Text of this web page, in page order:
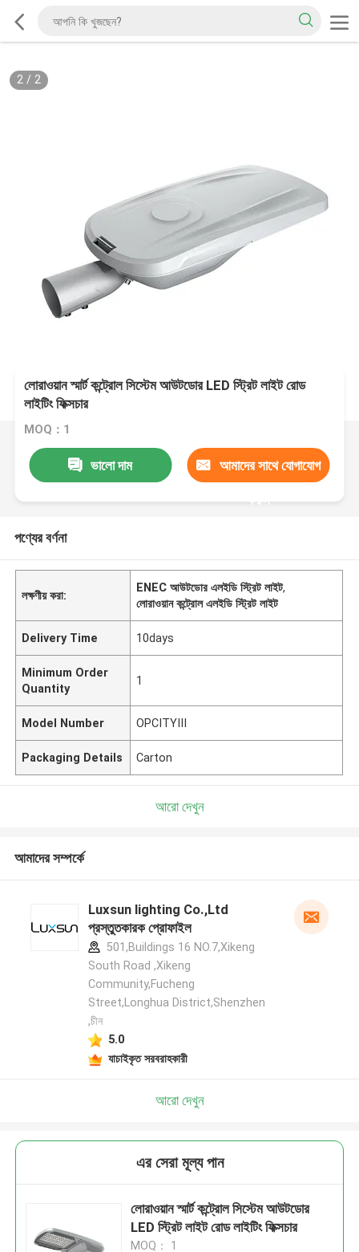
2/ 2
লোরাওয়ান স্মার্ট কন্ট্রোল সিস্টেম আউটডোর LED স্ট্রিট লাইট রোড
লাইটিং ফিক্সচার
MOQ：1
ভালো দাম আমাদের সাথে যোগাযোগ
করুন
পণ্যের বর্ণনা
লক্ষণীয় করা:
ENEC আউটডোর এলইডি স্ট্রিট লাইট,
লোরাওয়ান কন্ট্রোল এলইডি স্ট্রিট লাইট
Delivery Time 10days
Minimum Order
Quantity
1
Model Number OPCITYIII
Packaging Details Carton
আরো দেখুন
আমাদের সম্পর্কে
Luxsun lighting Co.,Ltd
প্রস্তুতকারক প্রোফাইল
501,Buildings 16 NO.7,Xikeng
South Road ,Xikeng
Community,Fucheng
Street,Longhua District,Shenzhen
,চীন
5.0
যাচাইকৃত সরবরাহকারী
আরো দেখুন
এর সেরা মূল্য পান
লোরাওয়ান স্মার্ট কন্ট্রোল সিস্টেম আউটডোর
LED স্ট্রিট লাইট রোড লাইটিং ফিক্সচার
MOQ： 1